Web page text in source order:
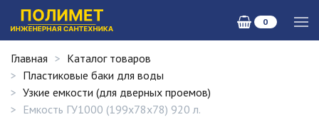
0
Главная
Каталог товаров
Пластиковые баки для воды
Узкие емкости (для дверных проемов)
Емкость ГУ1000 (199х78х78) 920 л.